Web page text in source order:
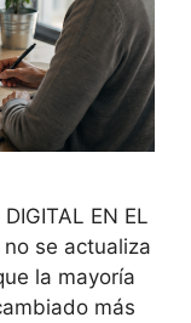
EN EL
se actualiza
la mayoría
más